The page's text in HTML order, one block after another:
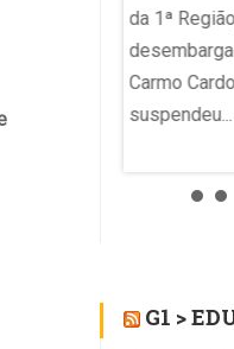
da 1ª
Carmo
suspendeu...
G1 >